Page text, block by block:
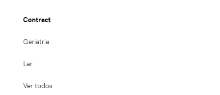
Contract
Geriatria
Lar
Ver todos